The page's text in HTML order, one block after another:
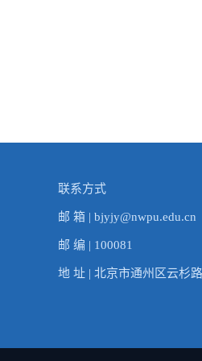
联系方式
邮 箱 | bjyjy@nwpu.edu.cn
邮 编 | 100081
地 址 | 北京市通州区云杉